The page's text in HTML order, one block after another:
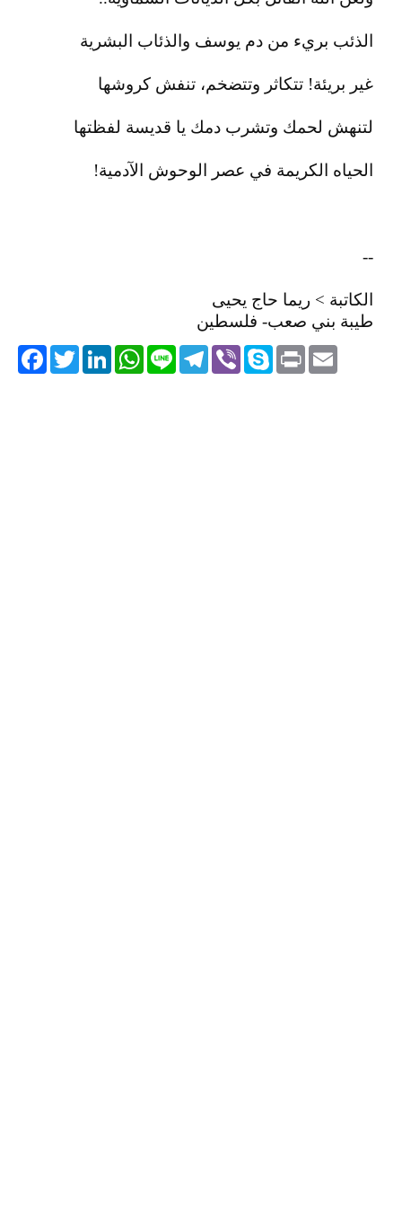
الذئب بريء من دم يوسف والذئاب البشرية
غير بريئة! تتكاثر وتتضخم، تنفش كروشها
لتنهش لحمك وتشرب دمك يا قديسة لفظتها
الحياه الكريمة في عصر الوحوش الآدمية!
--
الكاتبة > ريما حاج يحيى
طيبة بني صعب- فلسطين
TwitterLinkedIn
WhatsApp Line
Telegram ViberSkype PrintEmail